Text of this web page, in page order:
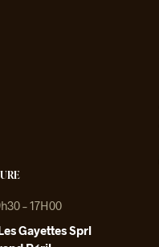
– 17H00
Gayettes Sprl